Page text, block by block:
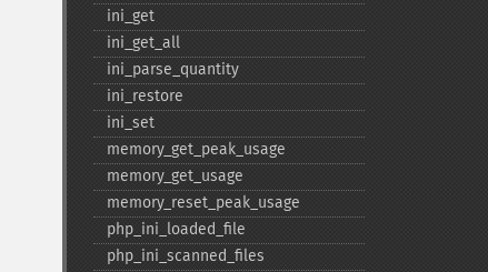
ini_​get
ini_​get_​all
ini_​parse_​quantity
ini_​restore
ini_​set
memory_​get_​peak_​usage
memory_​get_​usage
memory_​reset_​peak_​usage
php_​ini_​loaded_​file
php_​ini_​scanned_​files